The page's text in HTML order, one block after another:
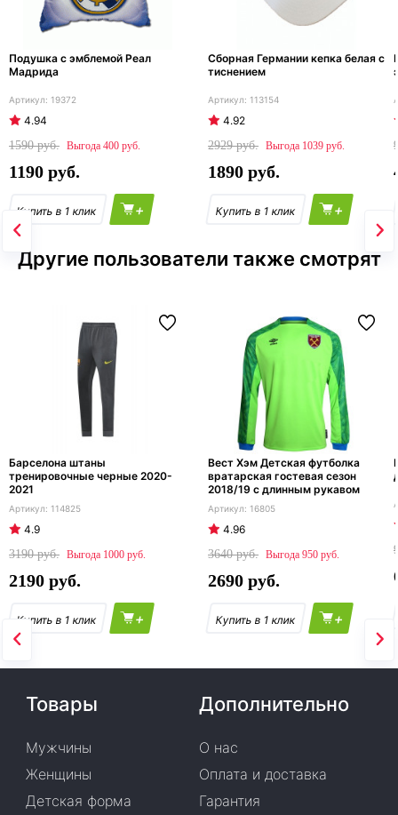
Подушка с эмблемой Реал
Мадрида
19372
4.94
1590
400
1190
+
Сборная Германии кепка белая с
тиснением
113154
4.92
2929
1039
1890
+
Другие пользователи также смотрят
Барселона штаны
тренировочные черные 2020-
2021
114825
4.9
3190
1000
2190
+
Вест Хэм Детская футболка
вратарская гостевая сезон
2018/19 с длинным рукавом
16805
4.96
3640
950
2690
+
Товары
Мужчины
Женщины
Детская форма
Дополнительно
О нас
Оплата и доставка
Гарантия